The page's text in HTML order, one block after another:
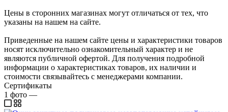
Цены в сторонних магазинах могут отличаться от тех, что
указаны на нашем на сайте.
Приведенные на нашем сайте цены и характеристики товаров
носят исключительно ознакомительный характер и не
являются публичной офертой. Для получения подробной
информации о характеристиках товаров, их наличии и
стоимости связывайтесь с менеджерами компании.
Сертификаты
1 фото —